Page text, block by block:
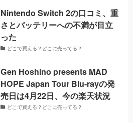
Nintendo Switch 2の口コミ、重
さとバッテリーへの不満が目立
った
どこで買える？どこに売ってる？
Gen Hoshino presents MAD
HOPE Japan Tour Blu-rayの発
売日は4月22日、今の楽天状況
どこで買える？どこに売ってる？